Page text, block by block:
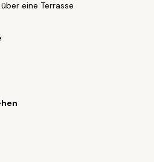
eine Terrasse